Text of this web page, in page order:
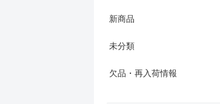
新商品
未分類
欠品・再入荷情報